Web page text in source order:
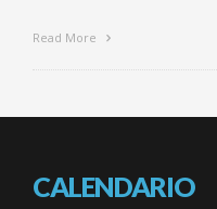
Read More
CALENDARIO